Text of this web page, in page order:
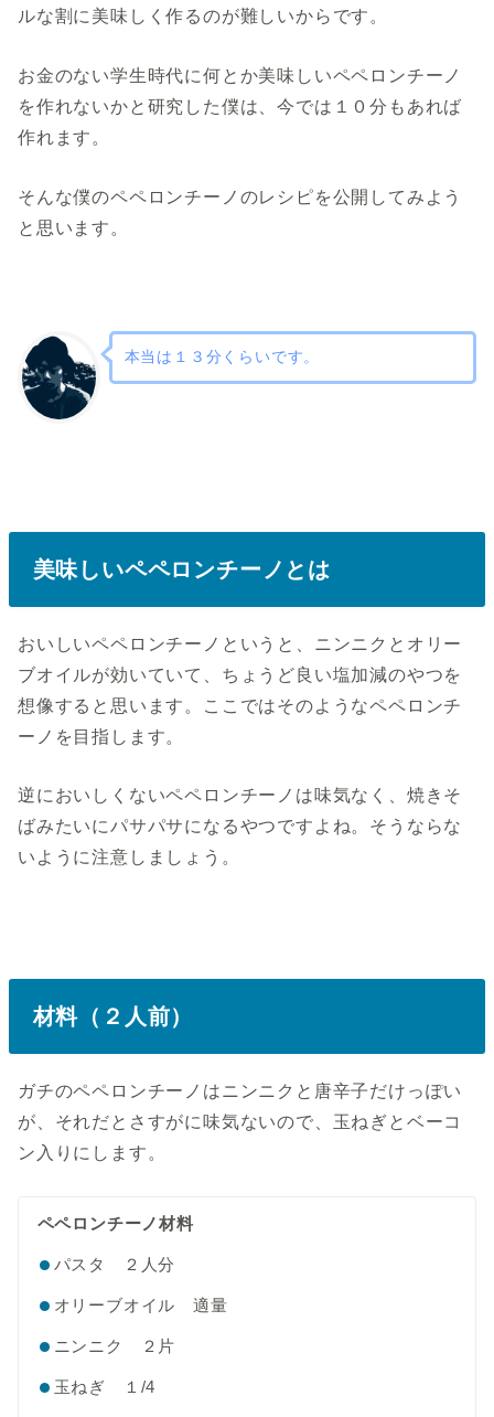
ルな割に美味しく作るのが難しいからです。
お金のない学生時代に何とか美味しいペペロンチーノ
を作れないかと研究した僕は、今では１０分もあれば
作れます。
そんな僕のペペロンチーノのレシピを公開してみよう
と思います。
本当は１３分くらいです。
美味しいペペロンチーノとは
おいしいペペロンチーノというと、ニンニクとオリー
ブオイルが効いていて、ちょうど良い塩加減のやつを
想像すると思います。ここではそのようなペペロンチ
ーノを目指します。
逆においしくないペペロンチーノは味気なく、焼きそ
ばみたいにパサパサになるやつですよね。そうならな
いように注意しましょう。
材料（２人前）
ガチのペペロンチーノはニンニクと唐辛子だけっぽい
が、それだとさすがに味気ないので、玉ねぎとベーコ
ン入りにします。
ペペロンチーノ材料
パスタ ２人分
オリーブオイル 適量
ニンニク ２片
玉ねぎ １/4